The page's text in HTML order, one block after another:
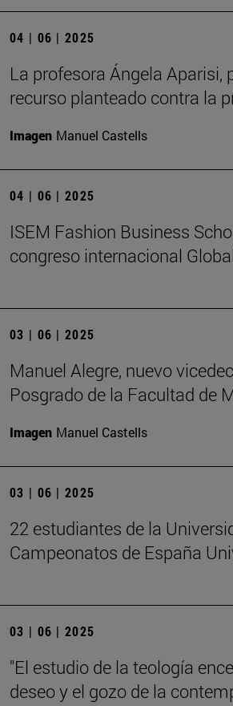
04 | 06 | 2025
La profesora Ángela Aparisi,
recurso planteado contra la
Imagen Manuel Castells
04 | 06 | 2025
ISEM Fashion Business
congreso internacional
03 | 06 | 2025
Manuel Alegre, nuevo
Posgrado de la Facultad de
Imagen Manuel Castells
03 | 06 | 2025
22 estudiantes de la
Campeonatos de España
03 | 06 | 2025
"El estudio de la teología
deseo y el gozo de la